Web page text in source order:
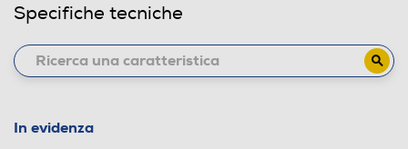
Specifiche tecniche
In evidenza